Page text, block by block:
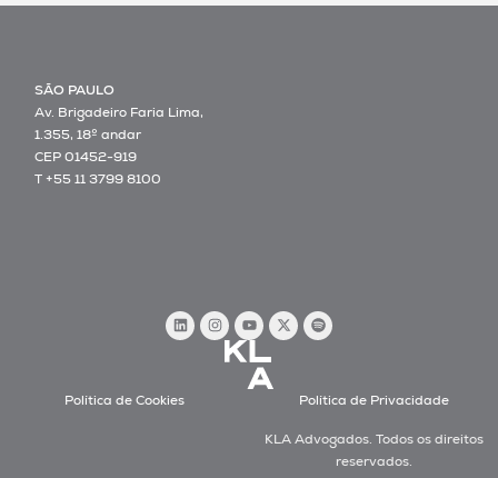
SÃO PAULO
Av. Brigadeiro Faria Lima,
1.355, 18º andar
CEP 01452-919
T +55 11 3799 8100
Política de Cookies Política de Privacidade
KLA Advogados. Todos os direitos
reservados.